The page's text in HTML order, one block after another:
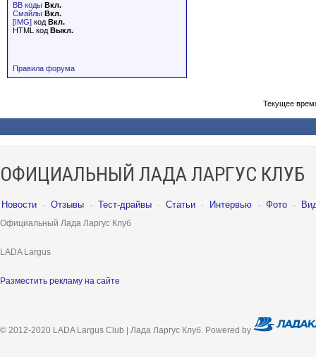
BB коды Вкл.
Смайлы Вкл.
[IMG] код Вкл.
HTML код Выкл.
Правила форума
Текущее
ОФИЦИАЛЬНЫЙ ЛАДА ЛАРГУС КЛУБ
Новости · Отзывы · Тест-драйвы · Статьи · Интервью · Фото ·
Официальный Лада Ларгус Клуб
LADA Largus
Разместить рекламу на сайте
© 2012-2020 LADA Largus Club | Лада Ларгус Клуб. Powered by